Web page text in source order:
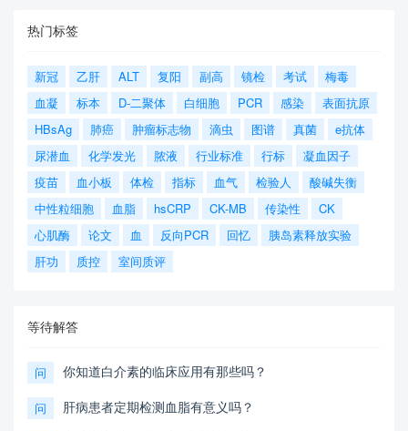
热门标签
新冠 乙肝 ALT 复阳 副高 镜检 考试
梅毒
血凝
标本 D-二聚体 白细胞 PCR 感染
表面抗原
HBsAg
肺癌 肿瘤标志物 滴虫 图谱 真菌
e抗体
尿潜血
化学发光 脓液 行业标准 行标
凝血因子
疫苗
血小板 体检 指标 血气 检验人
酸碱失衡
中性粒细胞
血脂 hsCRP CK-MB 传染性
CK
心肌酶
论文 血 反向PCR 回忆
胰岛素释放实验
肝功
质控 室间质评
等待解答
问 你知道白介素的临床应用有那些吗？
问 肝病患者定期检测血脂有意义吗？